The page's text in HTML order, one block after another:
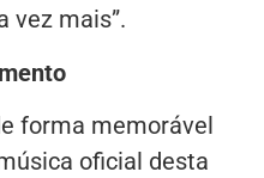
vez mais”.
forma memorável
oficial desta